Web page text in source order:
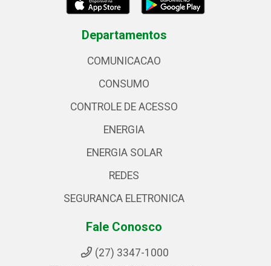
Departamentos
COMUNICACAO
CONSUMO
CONTROLE DE ACESSO
ENERGIA
ENERGIA SOLAR
REDES
SEGURANCA ELETRONICA
Fale Conosco
(27) 3347-1000